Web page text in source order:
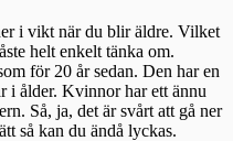
i vikt när du blir äldre. Vilket
helt enkelt tänka om.
för 20 år sedan. Den har en
i ålder. Kvinnor har ett ännu
Så, ja, det är svårt att gå ner
så kan du ändå lyckas.